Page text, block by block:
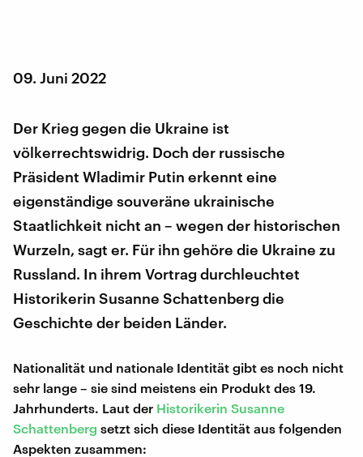
09. Juni 2022
Der Krieg gegen die Ukraine ist
völkerrechtswidrig. Doch der russische
Präsident Wladimir Putin erkennt eine
eigenständige souveräne ukrainische
Staatlichkeit nicht an – wegen der historischen
Wurzeln, sagt er. Für ihn gehöre die Ukraine zu
Russland. In ihrem Vortrag durchleuchtet
Historikerin Susanne Schattenberg die
Geschichte der beiden Länder.
Nationalität und nationale Identität gibt es noch nicht
sehr lange – sie sind meistens ein Produkt des 19.
Jahrhunderts. Laut der Historikerin Susanne
Schattenberg setzt sich diese Identität aus folgenden
Aspekten zusammen: